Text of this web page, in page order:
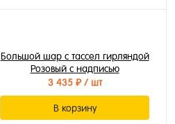
Большой шар с тассел гирляндой
Розовый с надписью
3 435 ₽/ шт
В корзину